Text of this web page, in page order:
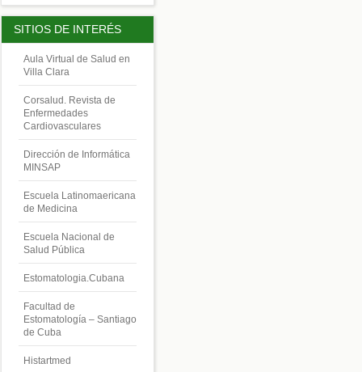
SITIOS DE INTERÉS
Aula Virtual de Salud en
Villa Clara
Corsalud. Revista de
Enfermedades
Cardiovasculares
Dirección de Informática
MINSAP
Escuela Latinomaericana
de Medicina
Escuela Nacional de
Salud Pública
Estomatologia.Cubana
Facultad de
Estomatología – Santiago
de Cuba
Histartmed